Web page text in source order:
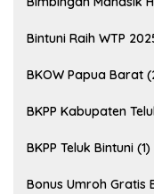
Bintuni Raih WTP
BKOW Papua Barat
BKPP Kabupaten
BKPP Teluk Bintuni (1)
Bonus Umroh Gratis